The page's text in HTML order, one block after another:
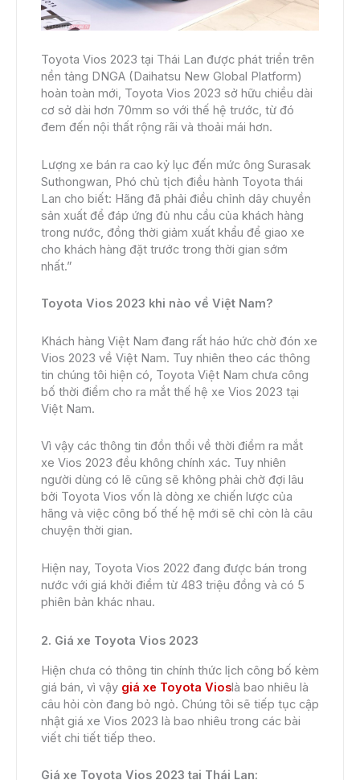
Toyota Vios 2023 tại Thái Lan được phát triển trên
nền tảng DNGA (Daihatsu New Global Platform)
hoàn toàn mới, Toyota Vios 2023 sở hữu chiều dài
cơ sở dài hơn 70mm so với thế hệ trước, từ đó
đem đến nội thất rộng rãi và thoải mái hơn.
Lượng xe bán ra cao kỷ lục đến mức ông Surasak
Suthongwan, Phó chủ tịch điều hành Toyota thái
Lan cho biết: Hãng đã phải điều chỉnh dây chuyền
sản xuất để đáp ứng đủ nhu cầu của khách hàng
trong nước, đồng thời giảm xuất khẩu để giao xe
cho khách hàng đặt trước trong thời gian sớm
nhất.”
Toyota Vios 2023 khi nào về Việt Nam?
Khách hàng Việt Nam đang rất háo hức chờ đón xe
Vios 2023 về Việt Nam. Tuy nhiên theo các thông
tin chúng tôi hiện có, Toyota Việt Nam chưa công
bố thời điểm cho ra mắt thế hệ xe Vios 2023 tại
Việt Nam.
Vì vậy các thông tin đồn thổi về thời điểm ra mắt
xe Vios 2023 đều không chính xác. Tuy nhiên
người dùng có lẽ cũng sẽ không phải chờ đợi lâu
bởi Toyota Vios vốn là dòng xe chiến lược của
hãng và việc công bố thế hệ mới sẽ chỉ còn là câu
chuyện thời gian.
Hiện nay, Toyota Vios 2022 đang được bán trong
nước với giá khởi điểm từ 483 triệu đồng và có 5
phiên bản khác nhau.
2. Giá xe Toyota Vios 2023
Hiện chưa có thông tin chính thức lịch công bố kèm
giá bán, vì vậy giá xe Toyota Vioslà bao nhiêu là
câu hỏi còn đang bỏ ngỏ. Chúng tôi sẽ tiếp tục cập
nhật giá xe Vios 2023 là bao nhiêu trong các bài
viết chi tiết tiếp theo.
Giá xe Toyota Vios 2023 tại Thái Lan: